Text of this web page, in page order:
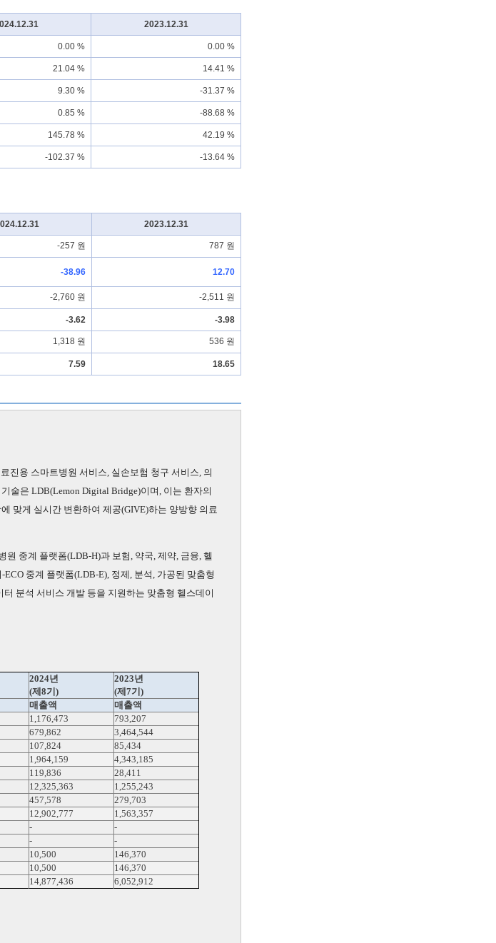
2023.12.31
0.00 % 0.00 %
21.04 % 14.41 %
9.30 % -31.37 %
0.85 % -88.68 %
145.78 % 42.19 %
-102.37 % -13.64 %
2023.12.31
-257 원
787 원
-38.96 12.70
-2,760 원 -2,511 원
-3.62 -3.98
1,318 원 536 원
7.59 18.65
진용 스마트병원 서비스, 실손보험 청구 서비스, 의
술은 LDB(Lemon Digital Bridge)이며, 이는 환자의
맞게 실시간 변환하여 제공(GIVE)하는 양방향 의료
중계 플랫폼(LDB-H)과 보험, 약국, 제약, 금융, 헬
중계 플랫폼(LDB-E), 정제, 분석, 가공된 맞춤형
분석 서비스 개발 등을 지원하는 맞춤형 헬스데이
2024년
2023년
(제8기)
(제7기)
매출액 매출액
1,176,473
793,207
679,862
3,464,544
107,824
85,434
1,964,159
4,343,185
119,836
28,411
12,325,363
1,255,243
457,578
279,703
12,902,777
1,563,357
-
-
-
-
10,500
146,370
10,500
146,370
14,877,436 6,052,912